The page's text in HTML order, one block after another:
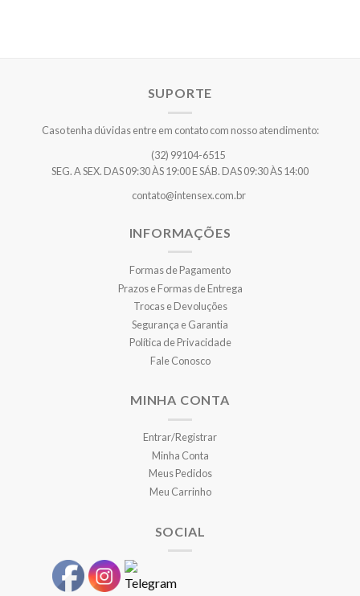
SUPORTE
Caso tenha dúvidas entre em contato com nosso atendimento:
(32) 99104-6515
SEG. A SEX. DAS 09:30 ÀS 19:00 E SÁB. DAS 09:30 ÀS 14:00
contato@intensex.com.br
INFORMAÇÕES
Formas de Pagamento
Prazos e Formas de Entrega
Trocas e Devoluções
Segurança e Garantia
Política de Privacidade
Fale Conosco
MINHA CONTA
Entrar/Registrar
Minha Conta
Meus Pedidos
Meu Carrinho
SOCIAL